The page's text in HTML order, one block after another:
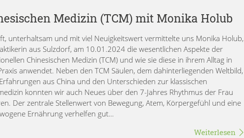
Medizin (TCM) mit Monika Holub
unterhaltsam und mit viel Neuigkeitswert vermittelte uns Monika Holub,
aus Sulzdorf, am 10.01.2024 die wesentlichen Aspekte der
Chinesischen Medizin (TCM) und wie sie diese in ihrem Alltag in
anwendet. Neben den TCM Säulen, dem dahinterliegenden Weltbild,
aus China und den Unterschieden zur klassischen
konnten wir auch Neues über den 7-Jahres Rhythmus der Frau
Der zentrale Stellenwert von Bewegung, Atem, Körpergefühl und eine
Ernährung verhelfen gut…
Weiterlesen